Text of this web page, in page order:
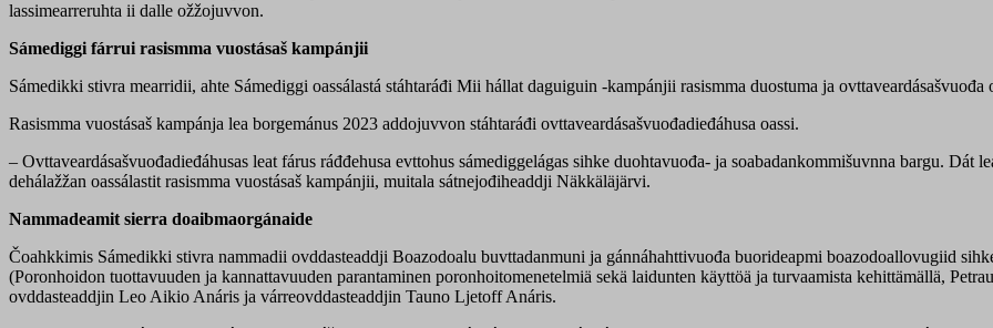
lassimearreruhta ii dalle ožžojuvvon.
Sámediggi fárrui rasismma vuostásaš kampánjii
Sámedikki stivra mearridii, ahte Sámediggi oassálastá stáhtaráđi Mii hállat daguiguin -kampánjii rasismma duostuma ja ovttaveardásašvuođa
Rasismma vuostásaš kampánja lea borgemánus 2023 addojuvvon stáhtaráđi ovttaveardásašvuođadieđáhusa oassi.
– Ovttaveardásašvuođadieđáhusas leat fárus ráđđehusa evttohus sámediggelágas sihke duohtavuođa- ja soabadankommišuvnna bargu.
dehálažžan oassálastit rasismma vuostásaš kampánjii, muitala sátnejođiheaddji Näkkäläjärvi.
Nammadeamit sierra doaibmaorgánaide
Čoahkkimis Sámedikki stivra nammadii ovddasteaddji Boazodoalu buvttadanmuni ja gánnáhahttivuođa buorideapmi boazodoallovugiid
(Poronhoidon tuottavuuden ja kannattavuuden parantaminen poronhoitomenetelmiä sekä laidunten käyttöä ja turvaamista kehittämällä,
ovddasteaddjin Leo Aikio Anáris ja várreovddasteaddjin Tauno Ljetoff Anáris.